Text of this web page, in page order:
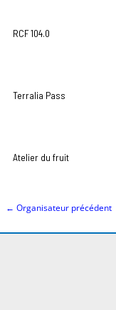
RCF 104.0
Terralia Pass
Atelier du fruit